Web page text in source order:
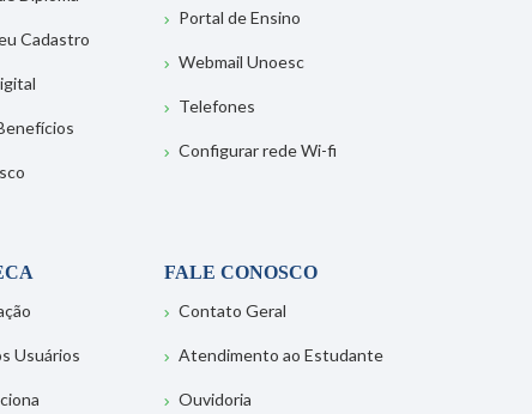
Cadastro
Portal de Ensino
Webmail Unoesc
Telefones
Configurar rede Wi-fi
Usuários
FALE CONOSCO
Contato Geral
Atendimento ao Estudante
Ouvidoria